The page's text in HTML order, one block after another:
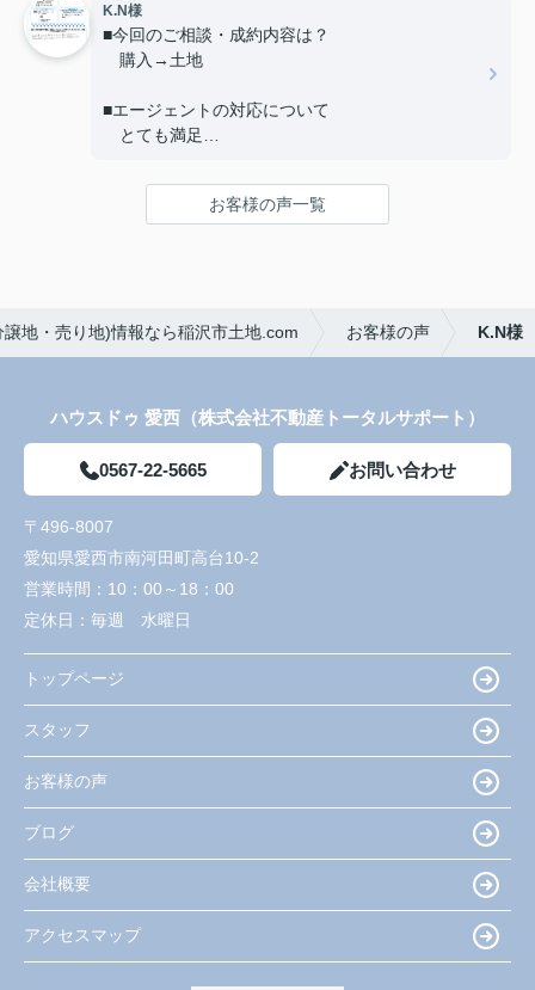
場合、当店を薦めようと思いますか？
はい
アドバイスやメッセージ等、何でもお書き下さい。
Thank you so much for assisting us very kindly.
K.N様
■今回のご相談・成約内容は？
購入→土地
■エージェントの対応について
とても満足
■ご友人や知人が不動産の購入や売却を考えている
場合、当店を薦めようと思いますか？
アドバイスやメッセージ等、何でもお書き下さい。
初めての事でわからない部々をていねいに教えて
いただきました。
感謝しています。
お客様の声一覧
地・売り地)情報なら稲沢市土地.com お客様の声 K.N様
ハウスドゥ 愛西（株式会社不動産トータルサポート）
0567-22-5665 お問い合わせ
〒496-8007
愛知県愛西市南河田町高台10-2
営業時間： 10：00～18：00
定休日： 毎週 水曜日
トップページ
スタッフ
お客様の声
ブログ
会社概要
アクセスマップ